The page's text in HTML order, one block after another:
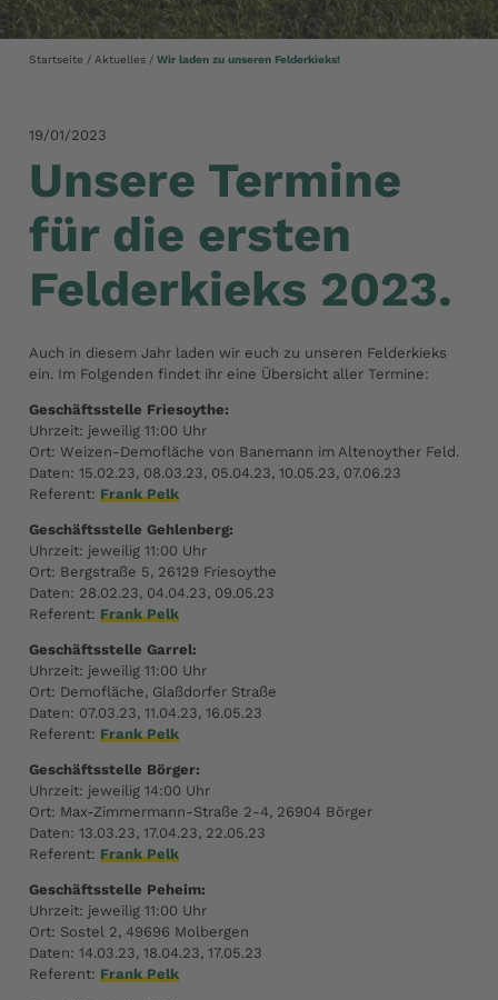
Startseite Aktuelles Wir laden zu unseren Felderkieks!
19/01/2023
Unsere Termine
für die ersten
Felderkieks 2023.
Auch in diesem Jahr laden wir euch zu unseren Felderkieks
ein. Im Folgenden findet ihr eine Übersicht aller Termine:
Geschäftsstelle Friesoythe:
Uhrzeit: jeweilig 11:00 Uhr
Ort: Weizen-Demofläche von Banemann im Altenoyther Feld.
Daten: 15.02.23, 08.03.23, 05.04.23, 10.05.23, 07.06.23
Referent:Frank Pelk
Geschäftsstelle Gehlenberg:
Uhrzeit: jeweilig 11:00 Uhr
Ort: Bergstraße 5, 26129 Friesoythe
Daten: 28.02.23, 04.04.23, 09.05.23
Referent:Frank Pelk
Geschäftsstelle Garrel:
Uhrzeit: jeweilig 11:00 Uhr
Ort: Demofläche, Glaßdorfer Straße
Daten: 07.03.23, 11.04.23, 16.05.23
Referent:Frank Pelk
Geschäftsstelle Börger:
Uhrzeit: jeweilig 14:00 Uhr
Ort: Max-Zimmermann-Straße 2-4, 26904 Börger
Daten: 13.03.23, 17.04.23, 22.05.23
Referent:Frank Pelk
Geschäftsstelle Peheim:
Uhrzeit: jeweilig 11:00 Uhr
Ort: Sostel 2, 49696 Molbergen
Daten: 14.03.23, 18.04.23, 17.05.23
Referent:Frank Pelk